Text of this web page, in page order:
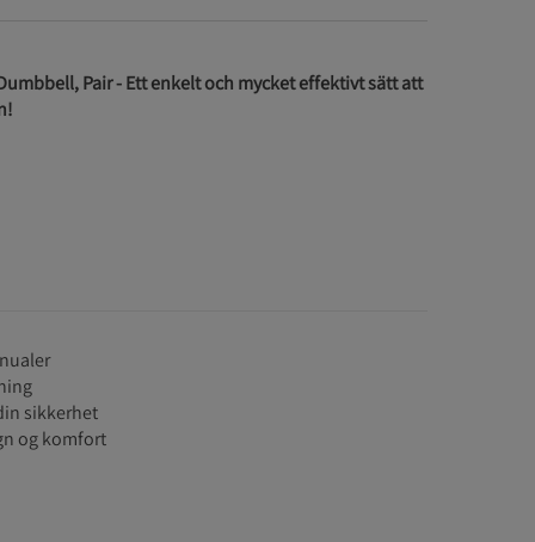
Pair - Ett enkelt och mycket effektivt sätt att
sikkerhet
og komfort